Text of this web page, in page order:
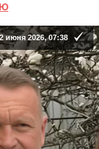
июня 2026, 07:38